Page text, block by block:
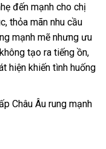
đến mạnh cho chị
giảm
giá
, thỏa mãn nhu cầu
mạnh mẽ bình
luận
nhưng ưu
tạo ra tiếng ồnmới
nhất
,
hiện khiến tình huống